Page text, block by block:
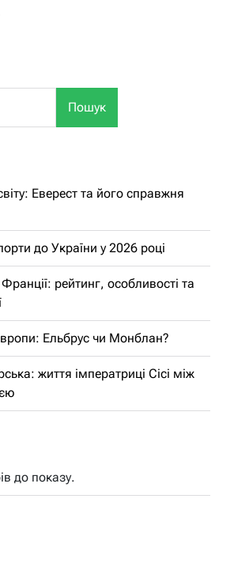
Пошук
Еверест та його справжня
до України у 2026 році
рейтинг, особливості та
Ельбрус чи Монблан?
життя імператриці Сісі між
до показу.